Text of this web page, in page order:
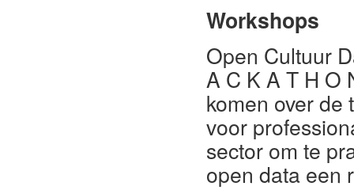
Workshops
Open Cultuur
A C K A T H O
komen over de
voor
sector om te
open data een